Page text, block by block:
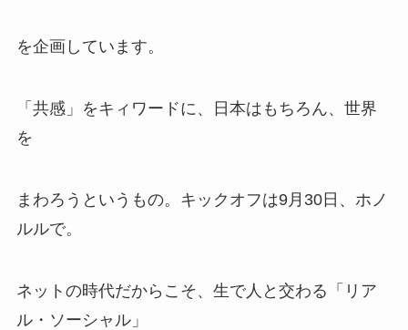
を企画しています。
「共感」をキィワードに、日本はもちろん、世界
を
まわろうというもの。キックオフは9月30日、ホノ
ルルで。
ネットの時代だからこそ、生で人と交わる「リア
ル・ソーシャル」